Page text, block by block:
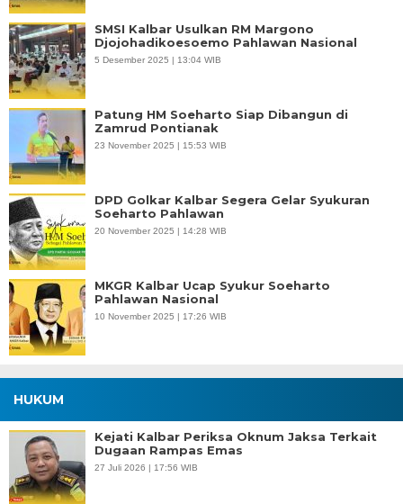
SMSI Kalbar Usulkan RM Margono
Djojohadikoesoemo Pahlawan Nasional
5 Desember 2025 | 13:04 WIB
Patung HM Soeharto Siap Dibangun di
Zamrud Pontianak
23 November 2025 | 15:53 WIB
DPD Golkar Kalbar Segera Gelar Syukuran
Soeharto Pahlawan
20 November 2025 | 14:28 WIB
MKGR Kalbar Ucap Syukur Soeharto
Pahlawan Nasional
10 November 2025 | 17:26 WIB
HUKUM
Kejati Kalbar Periksa Oknum Jaksa Terkait
Dugaan Rampas Emas
27 Juli 2026 | 17:56 WIB